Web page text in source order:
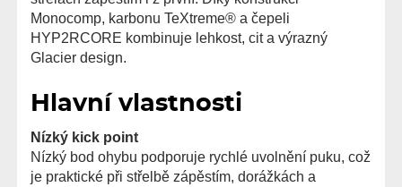
Monocomp, karbonu TeXtreme® a čepeli
HYP2RCORE kombinuje lehkost, cit a výrazný
Glacier design.
Hlavní vlastnosti
Nízký kick point
Nízký bod ohybu podporuje rychlé uvolnění puku, což
je praktické při střelbě zápěstím, dorážkách a